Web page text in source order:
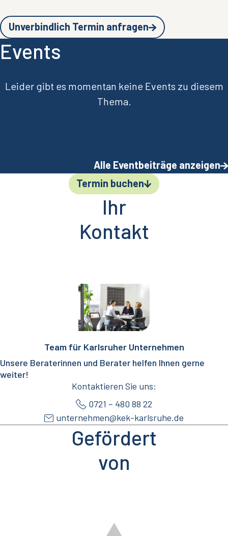
Unverbindlich Termin anfragen
Events
Leider gibt es momentan keine Events zu diesem
Thema.
Alle Eventbeiträge anzeigen
Termin buchen
Ihr
Kontakt
Team für Karlsruher Unternehmen
Unsere Beraterinnen und Berater helfen Ihnen gerne
weiter!
Kontaktieren Sie uns:
0721 – 480 88 22
unternehmen@kek-karlsruhe.de
Gefördert
von